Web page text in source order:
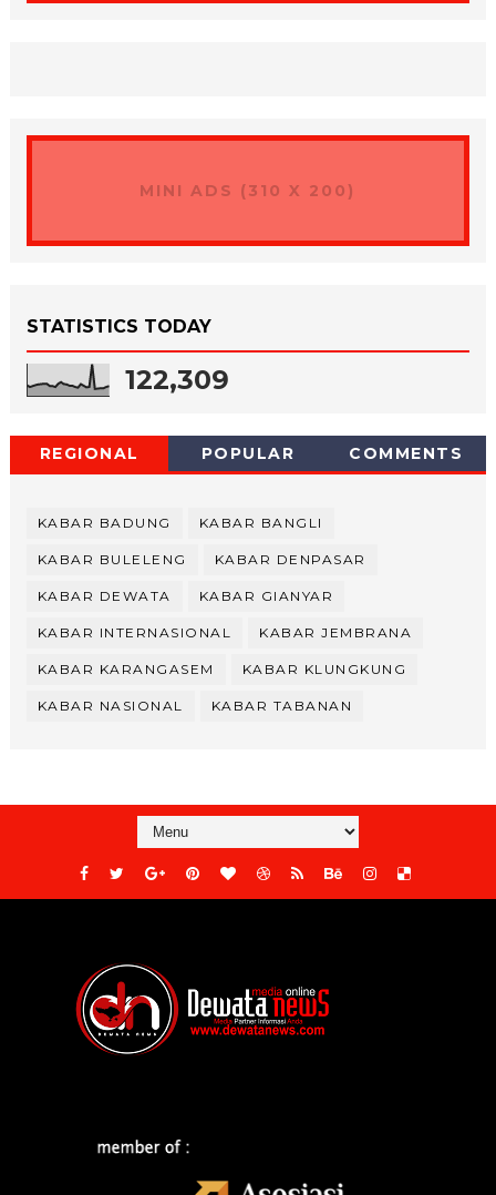
MINI ADS (310 X 200)
STATISTICS TODAY
122,309
REGIONAL POPULAR COMMENTS
KABAR BADUNG KABAR BANGLI
KABAR BULELENG KABAR DENPASAR
KABAR DEWATA KABAR GIANYAR
KABAR INTERNASIONAL KABAR JEMBRANA
KABAR KARANGASEM KABAR KLUNGKUNG
KABAR NASIONAL KABAR TABANAN